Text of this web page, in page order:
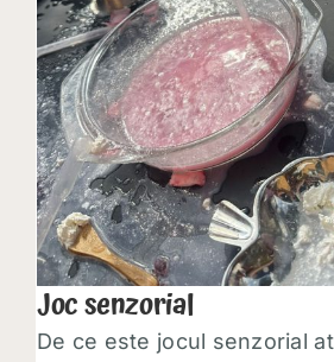
Joc senzorial
De ce este jocul senzorial